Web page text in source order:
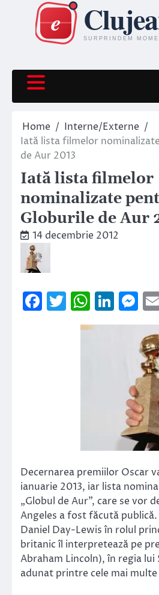
content
Home
Interne/Externe
Iată lista filmelor
de Aur 2013
Iată lista filmelor
nominalizate
Globurile de Aur
14 decembrie 2012
Facebook
Twitter
Decernarea premiilor Oscar
ianuarie 2013, iar lista
„Globul de Aur”, care se vor
Angeles a fost făcută publică.
Daniel Day-Lewis în rolul
britanic îl interpretează pe
Abraham Lincoln), în regia lui
adunat printre cele mai